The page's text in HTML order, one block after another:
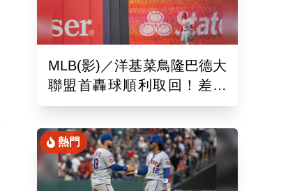
MLB(影)／洋基菜鳥隆巴德大
聯盟首轟球順利取回！差點
落入麻煩人物手中
熱門